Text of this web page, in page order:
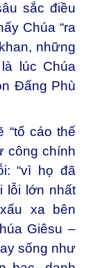
sắc điều
Chúa “ra
những
lúc Chúa
Đấng Phù
“tố cáo thế
công chính
“vì họ đã
lỗi lớn nhất
xa bên
Giêsu –
sống như